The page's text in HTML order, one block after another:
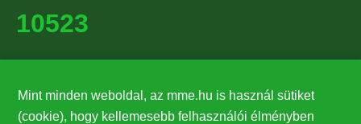
10523
27224
Mint minden weboldal, az mme.hu is használ sütiket
(cookie), hogy kellemesebb felhasználói élményben